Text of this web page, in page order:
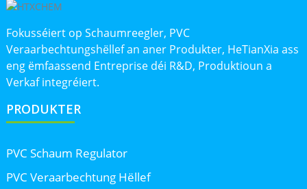
Fokusséiert op Schaumreegler, PVC
Veraarbechtungshëllef an aner Produkter, HeTianXia ass
eng ëmfaassend Entreprise déi R&D, Produktioun a
Verkaf integréiert.
PRODUKTER
PVC Schaum Regulator
PVC Veraarbechtung Hëllef